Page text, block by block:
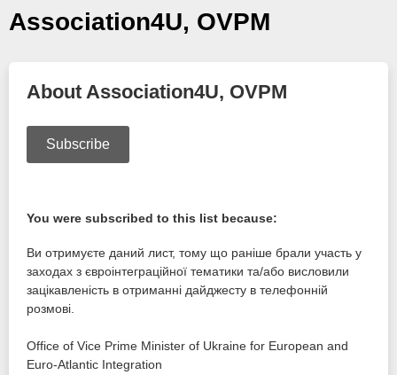
Association4U, OVPM
About Association4U, OVPM
Subscribe
You were subscribed to this list because:
Ви отримуєте даний лист, тому що раніше брали участь у
заходах з євроінтеграційної тематики та/або висловили
зацікавленість в отриманні дайджесту в телефонній
розмові.
Office of Vice Prime Minister of Ukraine for European and
Euro-Atlantic Integration